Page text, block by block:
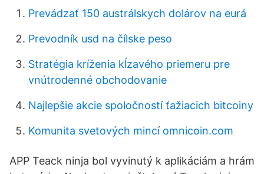
Prevádzať 150 austrálskych dolárov na eurá
Prevodník usd na čílske peso
Stratégia kríženia kĺzavého priemeru pre
vnútrodenné obchodovanie
Najlepšie akcie spoločností ťažiacich bitcoiny
Komunita svetových mincí omnicoin.com
APP Teack ninja bol vyvinutý k aplikáciám a hrám